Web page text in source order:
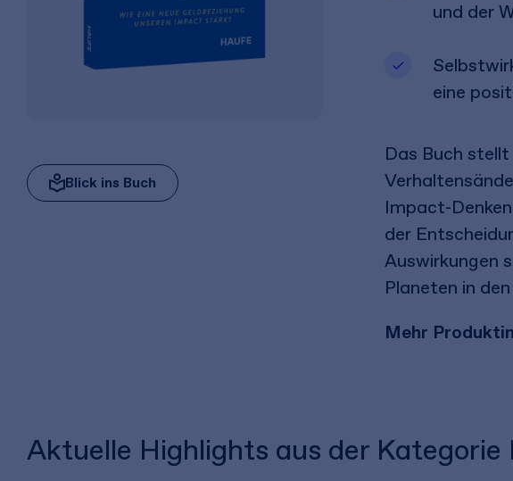
Blick ins Buch
und der
eine
Das Buch stellt
Impact-
der
Auswirkungen
Planeten in
Mehr
Aktuelle Highlights aus der